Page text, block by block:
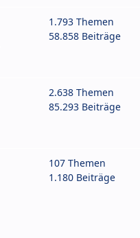
1.793 Themen
58.858 Beiträge
2.638 Themen
85.293 Beiträge
107 Themen
1.180 Beiträge